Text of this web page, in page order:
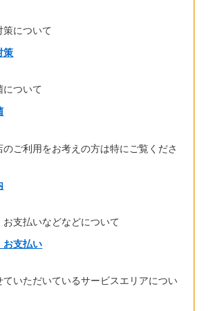
策について
策
について
のご利用をお考えの方は特にご覧くださ
お支払いなどなどについて
お支払い
ていただいているサービスエリアについ